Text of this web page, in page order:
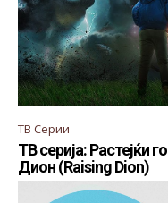
ТВ Серии
ТВ серија: Растејќи го
Дион (Raising Dion)